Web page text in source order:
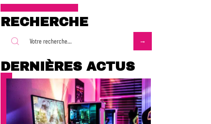
RECHERCHE
DERNIÈRES ACTUS